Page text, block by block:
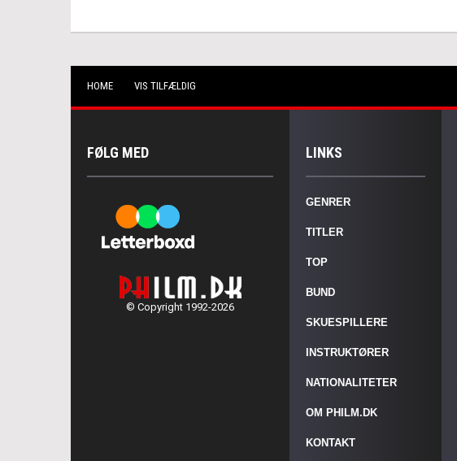
HOME VIS TILFÆLDIG
FØLG MED
© Copyright 1992-2026
LINKS
GENRER
TITLER
TOP
BUND
SKUESPILLERE
INSTRUKTØRER
NATIONALITETER
OM PHILM.DK
KONTAKT